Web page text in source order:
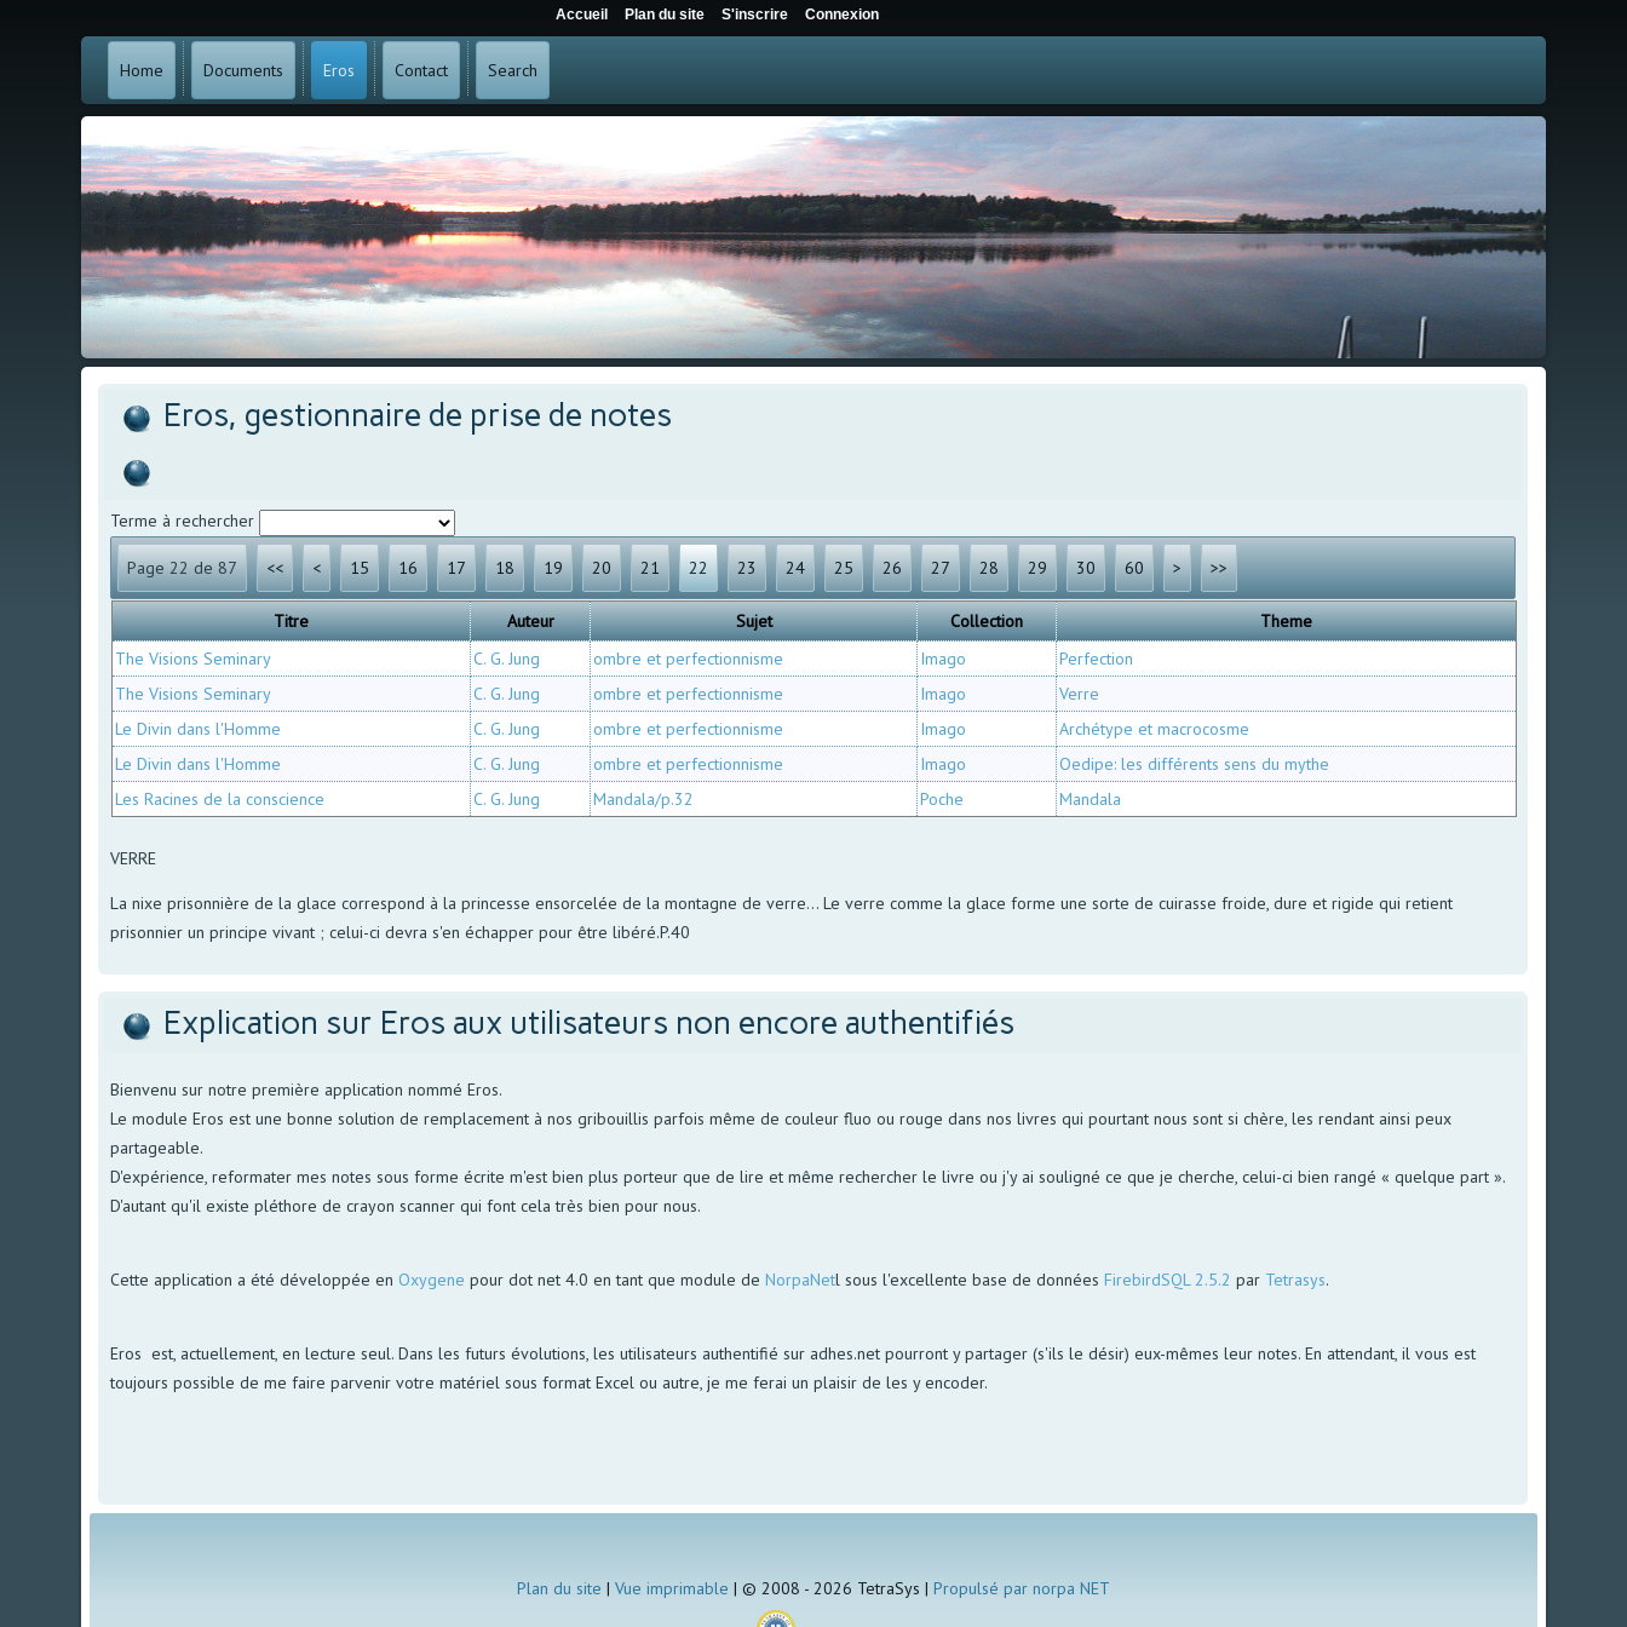
Home Documents Eros Contact Search
Eros, gestionnaire de prise de notes
Terme à rechercher
Page 22 de 87 << < 15 16 17 18 19 20 21 22 23 24 25 26 27 28 29 30 60 > >>
Titre Auteur Sujet Collection
Theme
The Visions Seminary
C. G. Jung ombre et perfectionnisme Imago
Perfection
The Visions Seminary
C. G. Jung ombre et perfectionnisme Imago
Verre
Le Divin dans l'Homme
C. G. Jung ombre et perfectionnisme Imago
Archétype et macrocosme
Le Divin dans l'Homme
C. G. Jung ombre et perfectionnisme Imago
Oedipe: les différents sens du mythe
Les Racines de la conscience
C. G. Jung Mandala/p.32 Poche Mandala
VERRE
La nixe prisonnière de la glace correspond à la princesse ensorcelée de la montagne de verre... Le verre comme la glace forme une sorte de cuirasse froide, dure et rigide qui retient
prisonnier un principe vivant ; celui-ci devra s'en échapper pour être libéré.P.40
Explication sur Eros aux utilisateurs non encore authentifiés
Bienvenu sur notre première application nommé Eros.
Le module Eros est une bonne solution de remplacement à nos gribouillis parfois même de couleur fluo ou rouge dans nos livres qui pourtant nous sont si chère, les rendant ainsi peux
partageable.
D'expérience, reformater mes notes sous forme écrite m'est bien plus porteur que de lire et même rechercher le livre ou j'y ai souligné ce que je cherche, celui-ci bien rangé « quelque part ».
D'autant qu'il existe pléthore de crayon scanner qui font cela très bien pour nous.
Cette application a été développée en Oxygene pour dot net 4.0 en tant que module deNorpaNetl sous l'excellente base de donnéesFirebirdSQL 2.5.2 par Tetrasys.
Eros est, actuellement, en lecture seul. Dans les futurs évolutions, les utilisateurs authentifié sur adhes.net pourront y partager (s'ils le désir) eux-mêmes leur notes. En attendant, il vous est
toujours possible de me faire parvenir votre matériel sous format Excel ou autre, je me ferai un plaisir de les y encoder.
Plan du site | Vue imprimable | © 2008 - 2026 TetraSys | Propulsé par norpa NET
Accueil Plan du site S'inscrire Connexion